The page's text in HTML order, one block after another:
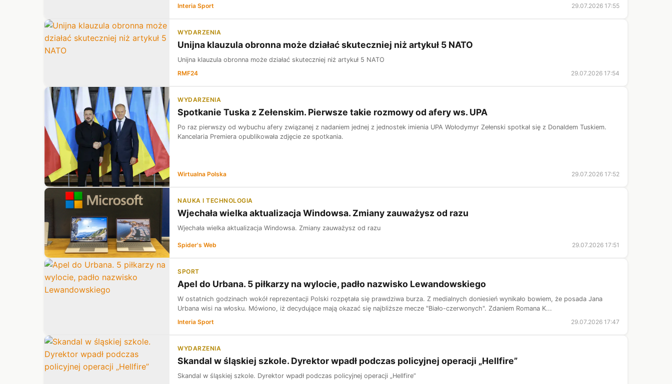
Interia Sport
29.07.2026 17:55
WYDARZENIA
Unijna klauzula obronna może działać skuteczniej niż artykuł 5 NATO
Unijna klauzula obronna może działać skuteczniej niż artykuł 5 NATO
RMF24
29.07.2026 17:54
WYDARZENIA
Spotkanie Tuska z Zełenskim. Pierwsze takie rozmowy od afery ws. UPA
Po raz pierwszy od wybuchu afery związanej z nadaniem jednej z jednostek imienia UPA Wołodymyr Zełenski spotkał się z Donaldem Tuskiem.
Kancelaria Premiera opublikowała zdjęcie ze spotkania.
Wirtualna Polska 29.07.2026 17:52
NAUKA I TECHNOLOGIA
Wjechała wielka aktualizacja Windowsa. Zmiany zauważysz od razu
Wjechała wielka aktualizacja Windowsa. Zmiany zauważysz od razu
Spider's Web 29.07.2026 17:51
SPORT
Apel do Urbana. 5 piłkarzy na wylocie, padło nazwisko Lewandowskiego
W ostatnich godzinach wokół reprezentacji Polski rozpętała się prawdziwa burza. Z medialnych doniesień wynikało bowiem, że posada Jana
Urbana wisi na włosku. Mówiono, iż decydujące mają okazać się najbliższe mecze "Biało-czerwonych". Zdaniem Romana K...
Interia Sport
29.07.2026 17:47
WYDARZENIA
Skandal w śląskiej szkole. Dyrektor wpadł podczas policyjnej operacji „Hellfire”
Skandal w śląskiej szkole. Dyrektor wpadł podczas policyjnej operacji „Hellfire”